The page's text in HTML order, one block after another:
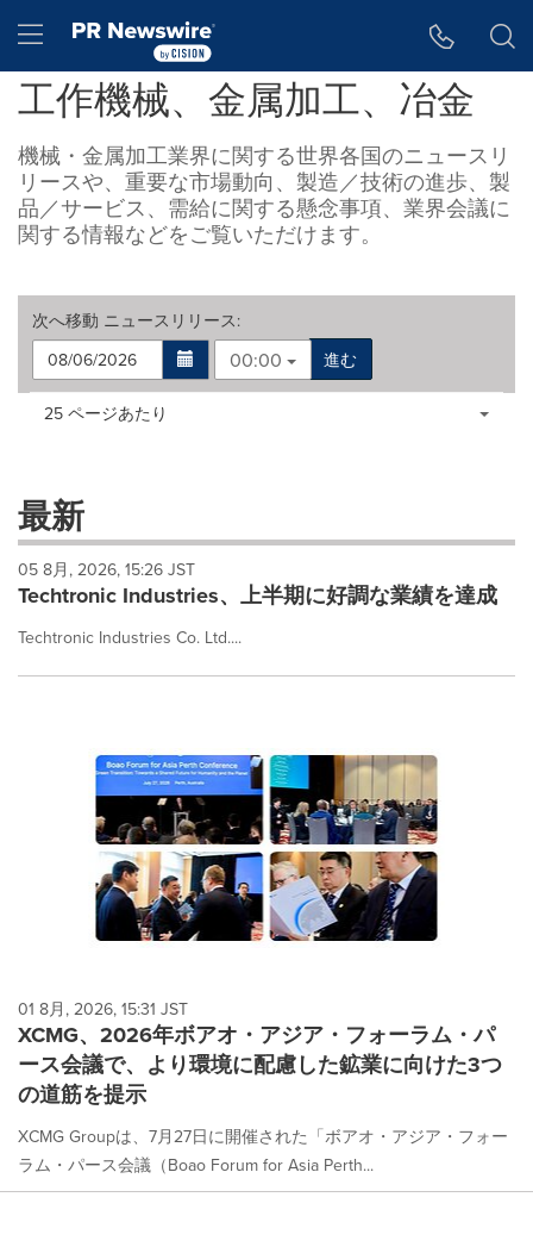
Hamburger menu
工作機械、金属加工、冶金
機械・金属加工業界に関する世界各国のニュースリ
リースや、重要な市場動向、製造／技術の進歩、製
品／サービス、需給に関する懸念事項、業界会議に
関する情報などをご覧いただけます。
次へ移動 ニュースリリース:
00:00
進む
Making
these
dropdown
will
cause
content
this
Items per page:
25 ページあたり
最新
05 8月, 2026, 15:26 JST
Techtronic Industries、上半期に好調な業績を達成
Techtronic Industries Co. Ltd....
01 8月, 2026, 15:31 JST
XCMG、2026年ボアオ・アジア・フォーラム・パ
ース会議で、より環境に配慮した鉱業に向けた3つ
の道筋を提示
XCMG Groupは、7月27日に開催された「ボアオ・アジア・フォー
ラム・パース会議（Boao Forum for Asia Perth...